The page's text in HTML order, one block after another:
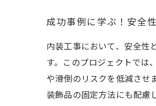
成功事例に学ぶ！安全
内装工事において、安全性
す。このプロジェクトでは
や滑倒のリスクを低減させ
装飾品の固定方法にも配慮